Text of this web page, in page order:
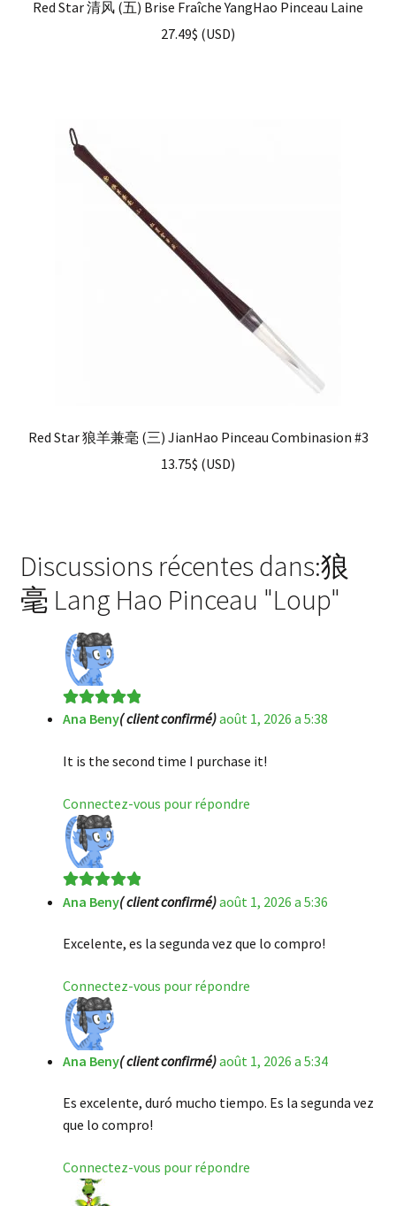
Red Star 清风 (五) Brise Fraîche YangHao Pinceau Laine
27.49$ (USD)
Red Star 狼羊兼毫 (三) JianHao Pinceau Combinasion #3
13.75$ (USD)
Discussions récentes dans:狼
毫 Lang Hao Pinceau "Loup"
Note5sur 5
Ana Beny( client confirmé)août 1, 2026 a 5:38
It is the second time I purchase it!
Connectez-vous pour répondre
Note5sur 5
Ana Beny( client confirmé)août 1, 2026 a 5:36
Excelente, es la segunda vez que lo compro!
Connectez-vous pour répondre
Ana Beny( client confirmé)août 1, 2026 a 5:34
Es excelente, duró mucho tiempo. Es la segunda vez
que lo compro!
Connectez-vous pour répondre